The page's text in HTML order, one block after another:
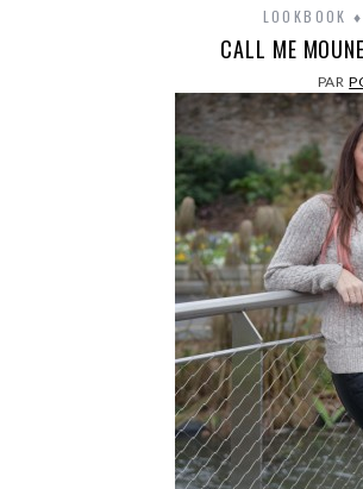
LOOKBOOK
CALL ME
PAR